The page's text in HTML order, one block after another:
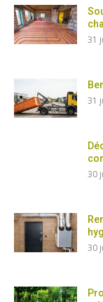
31
31
30
30